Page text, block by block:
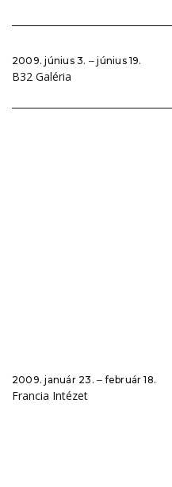
2009. június 3. ‒ június 19.
B32 Galéria
2009. január 23. ‒ február 18.
Francia Intézet